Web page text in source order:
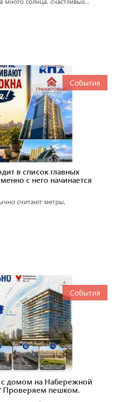
События
в список главных
с него начинается
считают метры,
События
с домом на Набережной
Проверяем пешком.